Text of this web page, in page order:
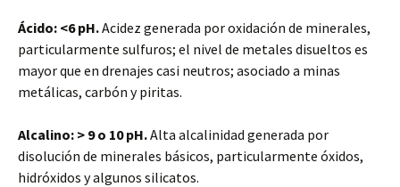
Ácido: <6 pH.Acidez generada por oxidación de minerales,
particularmente sulfuros; el nivel de metales disueltos es
mayor que en drenajes casi neutros; asociado a minas
metálicas, carbón y piritas.
Alcalino: > 9 o 10 pH.Alta alcalinidad generada por
disolución de minerales básicos, particularmente óxidos,
hidróxidos y algunos silicatos.